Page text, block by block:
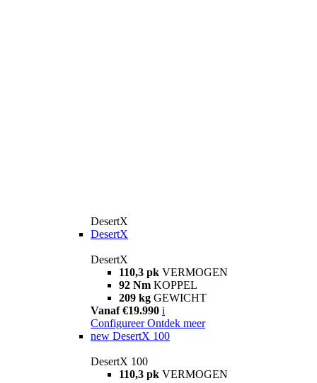
DesertX
DesertX
DesertX
110,3 pk VERMOGEN
92 Nm KOPPEL
209 kg GEWICHT
Vanaf €19.990 i
Configureer Ontdek meer
new DesertX 100
DesertX 100
110,3 pk VERMOGEN